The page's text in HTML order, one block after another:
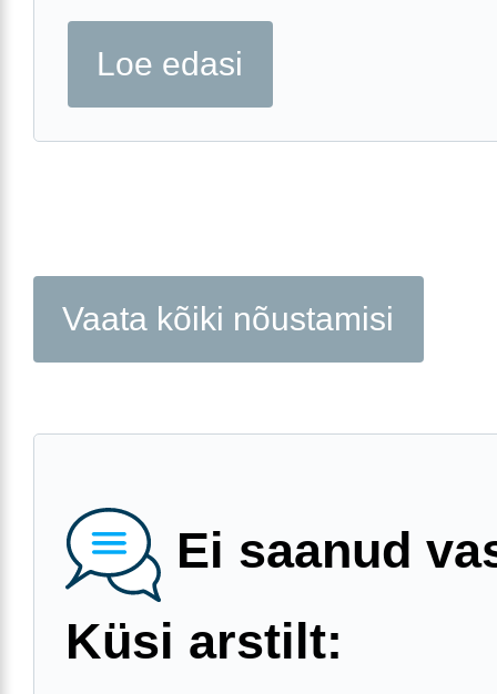
Loe edasi
Vaata kõiki nõustamisi
Ei saanud
Küsi arstilt: